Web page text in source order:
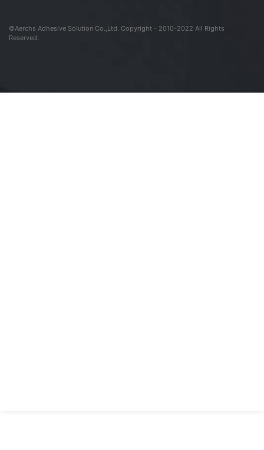
©Aerchs Adhesive Solution Co.,Ltd. Copyright - 2010-2022 All Rights
Reserved.